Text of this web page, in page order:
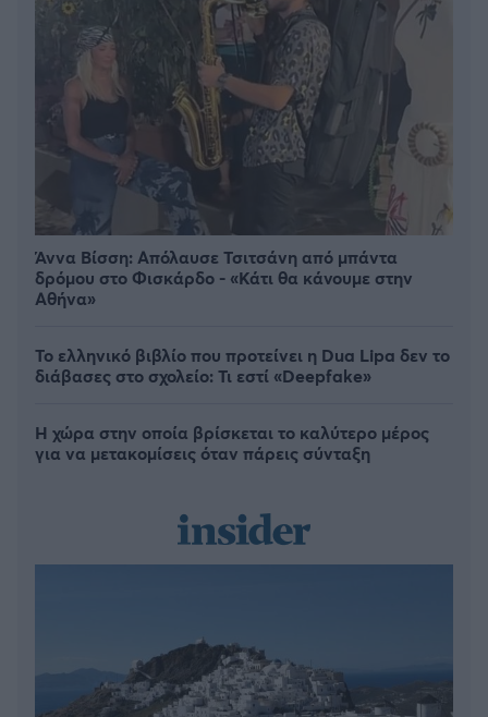
Άννα Βίσση: Απόλαυσε Τσιτσάνη από μπάντα
δρόμου στο Φισκάρδο - «Κάτι θα κάνουμε στην
Αθήνα»
Το ελληνικό βιβλίο που προτείνει η Dua Lipa δεν το
διάβασες στο σχολείο: Τι εστί «Deepfake»
Η χώρα στην οποία βρίσκεται το καλύτερο μέρος
για να μετακομίσεις όταν πάρεις σύνταξη